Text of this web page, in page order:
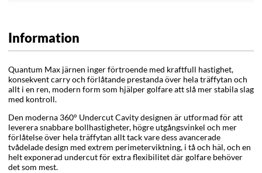
Information
Quantum Max järnen inger förtroende med kraftfull hastighet,
konsekvent carry och förlåtande prestanda över hela träffytan och
allt i en ren, modern form som hjälper golfare att slå mer stabila slag
med kontroll.
Den moderna 360° Undercut Cavity designen är utformad för att
leverera snabbare bollhastigheter, högre utgångsvinkel och mer
förlåtelse över hela träffytan allt tack vare dess avancerade
tvådelade design med extrem perimeterviktning, i tå och häl, och en
helt exponerad undercut för extra flexibilitet där golfare behöver
det som mest.